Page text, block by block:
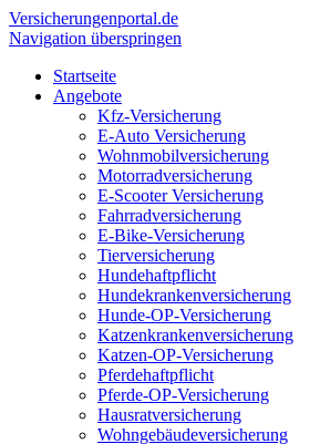
Versicherungenportal.de
Navigation überspringen
Startseite
Angebote
Kfz-Versicherung
E-Auto Versicherung
Wohnmobilversicherung
Motorradversicherung
E-Scooter Versicherung
Fahrradversicherung
E-Bike-Versicherung
Tierversicherung
Hundehaftpflicht
Hundekrankenversicherung
Hunde-OP-Versicherung
Katzenkrankenversicherung
Katzen-OP-Versicherung
Pferdehaftpflicht
Pferde-OP-Versicherung
Hausratversicherung
Wohngebäudeversicherung